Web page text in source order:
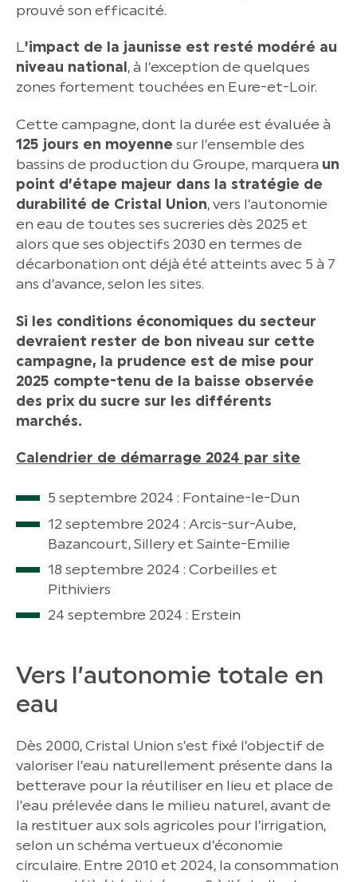
prouvé son efficacité.
L’impact de la jaunisse est resté modéré au
niveau national, à l’exception de quelques
zones fortement touchées en Eure-et-Loir.
Cette campagne, dont la durée est évaluée à
125 jours en moyenne sur l’ensemble des
bassins de production du Groupe, marquera un
point d’étape majeur dans la stratégie de
durabilité de Cristal Union, vers l’autonomie
en eau de toutes ses sucreries dès 2025 et
alors que ses objectifs 2030 en termes de
décarbonation ont déjà été atteints avec 5 à 7
ans d’avance, selon les sites.
Si les conditions économiques du secteur
devraient rester de bon niveau sur cette
campagne, la prudence est de mise pour
2025 compte-tenu de la baisse observée
des prix du sucre sur les différents
marchés.
Calendrier de démarrage 2024 par site
5 septembre 2024 : Fontaine-le-Dun
12 septembre 2024 : Arcis-sur-Aube,
Bazancourt, Sillery et Sainte-Emilie
18 septembre 2024 : Corbeilles et
Pithiviers
24 septembre 2024 : Erstein
Vers l’autonomie totale en
eau
Dès 2000, Cristal Union s’est fixé l’objectif de
valoriser l’eau naturellement présente dans la
betterave pour la réutiliser en lieu et place de
l’eau prélevée dans le milieu naturel, avant de
la restituer aux sols agricoles pour l’irrigation,
selon un schéma vertueux d’économie
circulaire. Entre 2010 et 2024, la consommation